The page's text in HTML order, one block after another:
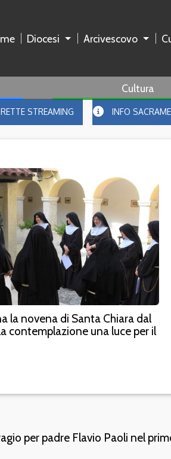
Diocesi Arcivescovo
Cultura
STREAMING INFO
la novena di Santa Chiara dal
contemplazione una luce per il
per padre Flavio Paoli nel